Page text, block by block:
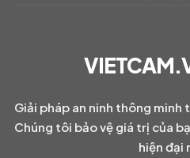
Giải pháp an ninh thông minh
Chúng tôi bảo vệ giá trị của
hiện đại